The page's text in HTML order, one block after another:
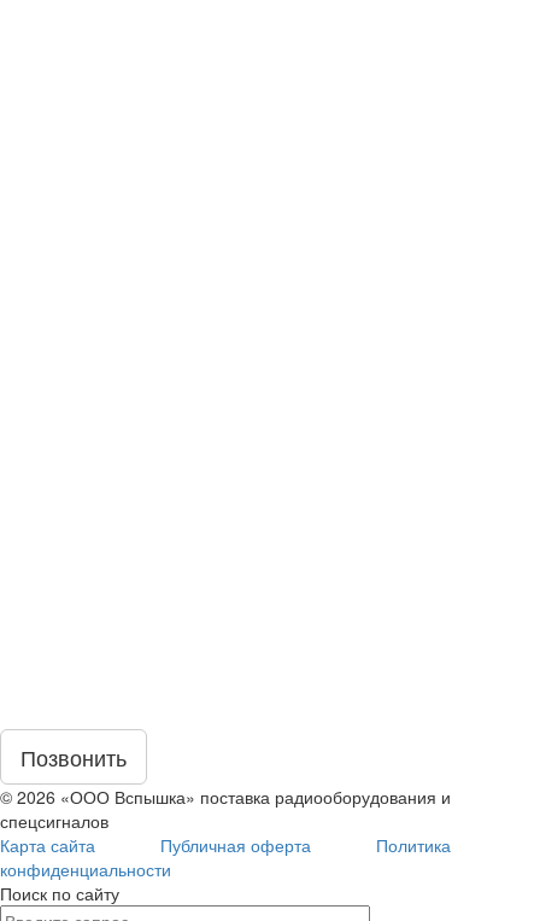
Позвонить
© 2026 «ООО Вспышка» поставка радиооборудования и
спецсигналов
Карта сайта
Публичная оферта
Политика
конфиденциальности
Поиск по сайту